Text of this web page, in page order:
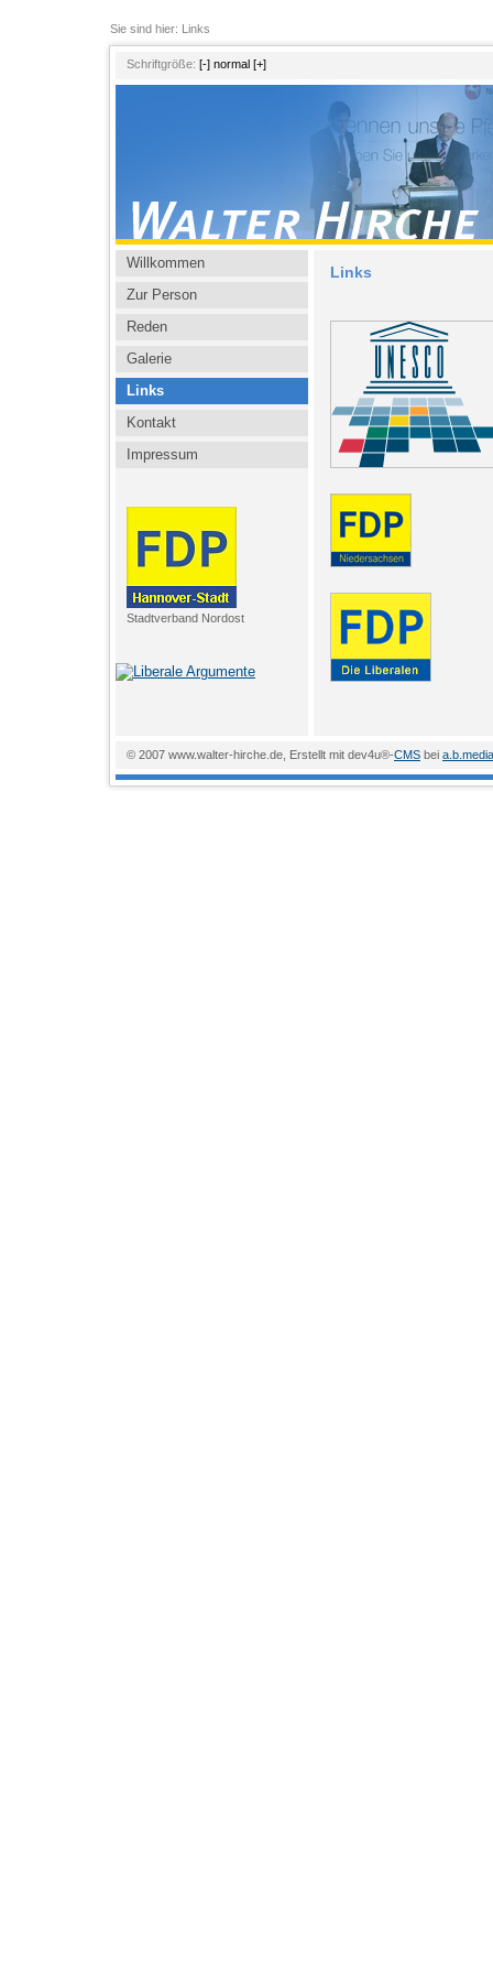
Sie sind hier: Links
Schriftgröße: [-] normal [+]
Willkommen
Zur Person
Reden
Galerie
Links
Kontakt
Impressum
Stadtverband Nordost
Links
© 2007 www.walter-hirche.de, Erstellt mit dev4u®-CMS bei a.b.media